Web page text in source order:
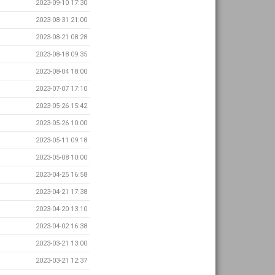
2023-09-10 17:30
2023-08-31 21:00
2023-08-21 08:28
2023-08-18 09:35
2023-08-04 18:00
2023-07-07 17:10
2023-05-26 15:42
2023-05-26 10:00
2023-05-11 09:18
2023-05-08 10:00
2023-04-25 16:58
2023-04-21 17:38
2023-04-20 13:10
2023-04-02 16:38
2023-03-21 13:00
2023-03-21 12:37